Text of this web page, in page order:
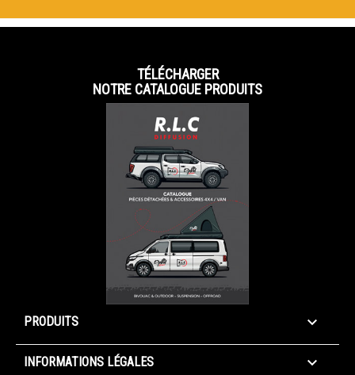
TÉLÉCHARGER
NOTRE CATALOGUE PRODUITS
PRODUITS 
INFORMATIONS LÉGALES 